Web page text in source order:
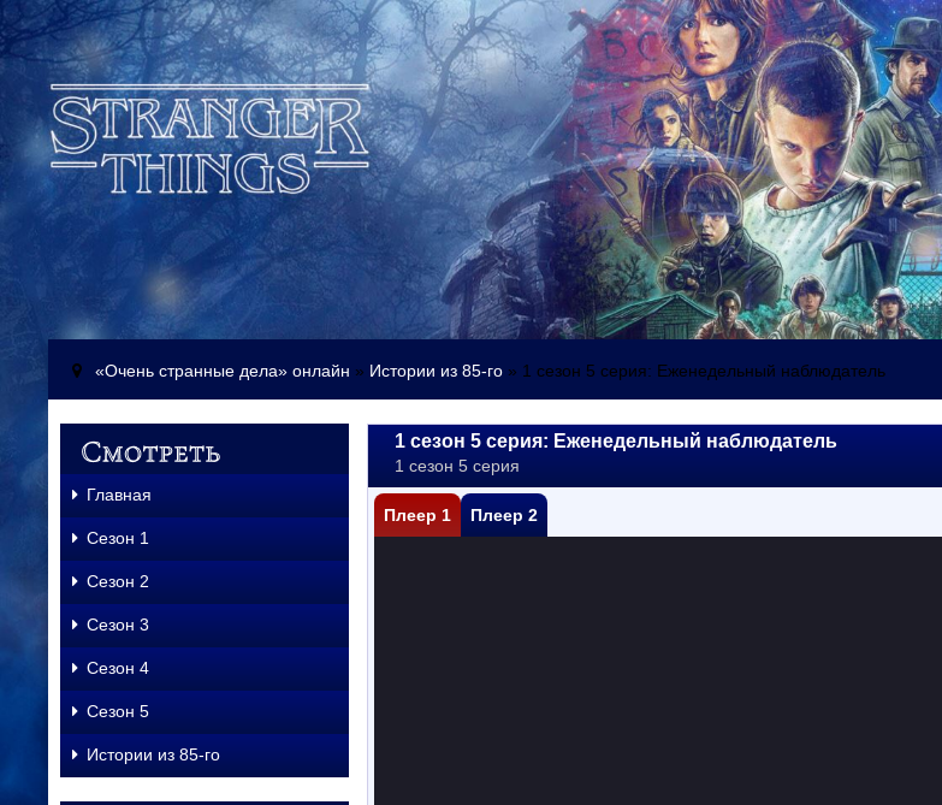
«Очень странные дела» онлайн » Истории из 85-го » 1 сезон 5 серия: Еженедельный наблюдатель
1 сезон 5 серия: Еженедельный наблюдатель
1 сезон 5 серия
Плеер 1 Плеер 2
Главная
Сезон 1
Сезон 2
Сезон 3
Сезон 4
Сезон 5
Истории из 85-го